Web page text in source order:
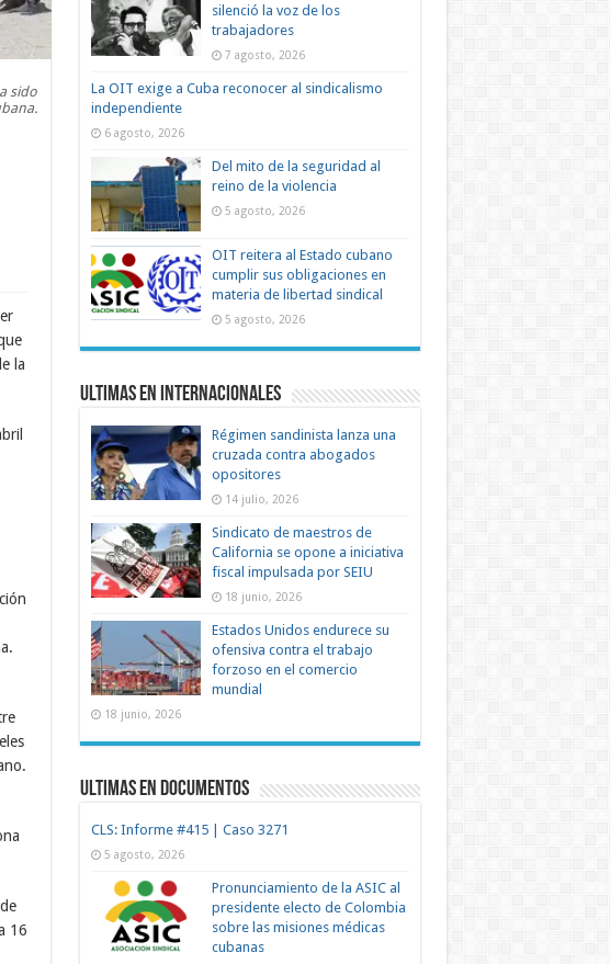
sido
la
16
silenció la voz de los
trabajadores
7 agosto, 2026
La OIT exige a Cuba reconocer al sindicalismo
independiente
6 agosto, 2026
Del mito de la seguridad al
reino de la violencia
5 agosto, 2026
OIT reitera al Estado cubano
cumplir sus obligaciones en
materia de libertad sindical
5 agosto, 2026
Ultimas en Internacionales
Régimen sandinista lanza una
cruzada contra abogados
opositores
14 julio, 2026
Sindicato de maestros de
California se opone a iniciativa
fiscal impulsada por SEIU
18 junio, 2026
Estados Unidos endurece su
ofensiva contra el trabajo
forzoso en el comercio
mundial
18 junio, 2026
Ultimas en documentos
CLS: Informe #415 | Caso 3271
5 agosto, 2026
Pronunciamiento de la ASIC al
presidente electo de Colombia
sobre las misiones médicas
cubanas